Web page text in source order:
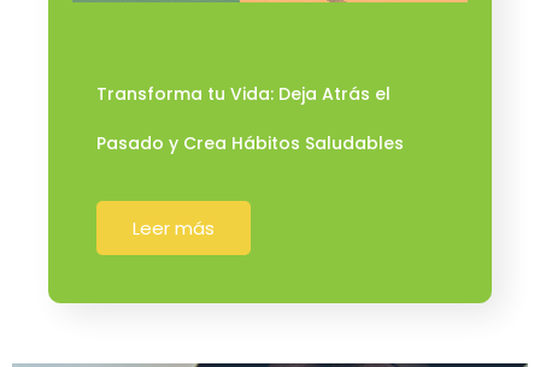
Transforma tu Vida: Deja Atrás el
Pasado y Crea Hábitos Saludables
Leer más